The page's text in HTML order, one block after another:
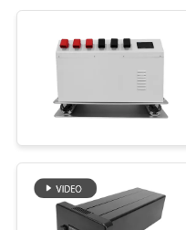
Ενισχυτής